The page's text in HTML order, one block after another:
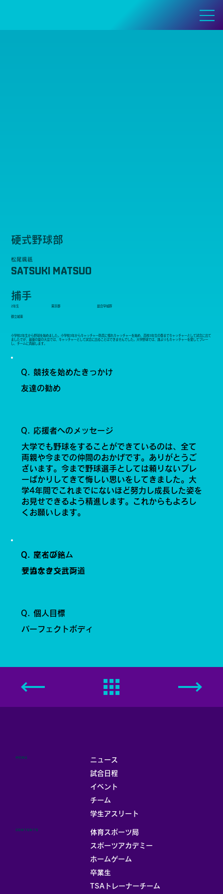
硬式野球部
松尾颯祇
SATSUKI MATSUO
捕手
2年生 東京都 総合学域群
都立城東
Q. 競技を始めたきっかけ
友達の勧め
妥協なき文武両道
Q. 座右の銘
サカナクション
Q. マイブーム
パーフェクトボディ
Q. 個人目標
Q. 応援者へのメッセージ
大学でも野球をすることができているのは、全て
両親や今までの仲間のおかげです。ありがとうご
ざいます。今まで野球選手としては頼りないプレ
ーばかりしてきて悔しい思いをしてきました。大
学4年間でこれまでにないほど努力し成長した姿を
お見せできるよう精進します。これからもよろし
くお願いします。
小学校2年生から野球を始めました。小学校3年からキャッチャー防具に憧れキャッチャーを始め、高校3年生の春までキャッチャーとして試合に出て
ましたでが、最後の夏の大会では、キャッチャーとして試合に出ることはできませんでした。大学野球では、誰よりもキャッチャーを愛してプレー
し、チームに貢献します。
ニュース
試合日程
イベント
チーム
学生アスリート
MENU
体育スポーツ局
スポーツアカデミー
ホームゲーム
卒業生
TSAトレーナーチーム
CONTENTS